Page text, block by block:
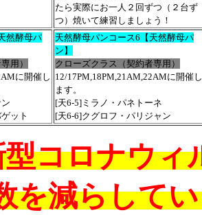
たら実際にお一人２回ずつ（２台ず
つ）焼いて練習しましょう！
然酵母パ
用）
に開催し
ット
天然酵母パンコース6【天然酵母パ
ン】
クローズクラス（契約者専用）
12/17PM,18PM,21AM,22AMに開催し
ます。
[天6-5]ミラノ・パネトーネ
[天6-6]クグロフ・パリジャン
ロナウィル
を減らして